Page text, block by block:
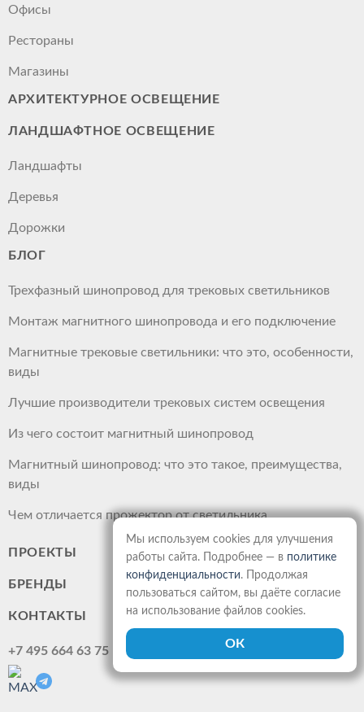
Офисы
Рестораны
Магазины
АРХИТЕКТУРНОЕ ОСВЕЩЕНИЕ
ЛАНДШАФТНОЕ ОСВЕЩЕНИЕ
Ландшафты
Деревья
Дорожки
БЛОГ
Трехфазный шинопровод для трековых светильников
Монтаж магнитного шинопровода и его подключение
Магнитные трековые светильники: что это, особенности,
виды
Лучшие производители трековых систем освещения
Из чего состоит магнитный шинопровод
Магнитный шинопровод: что это такое, преимущества,
виды
Чем отличается прожектор от светильника
ПРОЕКТЫ
БРЕНДЫ
КОНТАКТЫ
+7 495 664 63 75
Мы используем cookies для улучшения
работы сайта. Подробнее — в политике
конфиденциальности. Продолжая
пользоваться сайтом, вы даёте согласие
на использование файлов cookies.